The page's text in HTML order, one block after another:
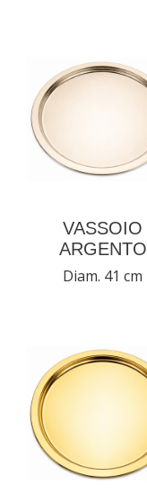
VASSOIO
ARGENTO
Diam. 41 cm